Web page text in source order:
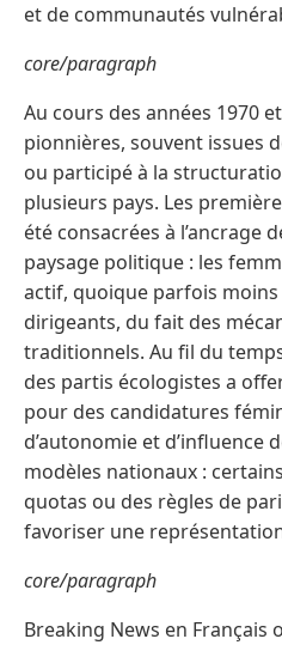
et de communautés
core/paragraph
Au cours des années 1970
pionnières, souvent issues
ou participé à la
plusieurs pays. Les
été consacrées à l’ancrage
paysage politique : les
actif, quoique parfois moins
dirigeants, du fait des
traditionnels. Au fil du
des partis écologistes a
pour des candidatures
d’autonomie et d’influence
modèles nationaux :
quotas ou des règles de
favoriser une
core/paragraph
Breaking News en Français